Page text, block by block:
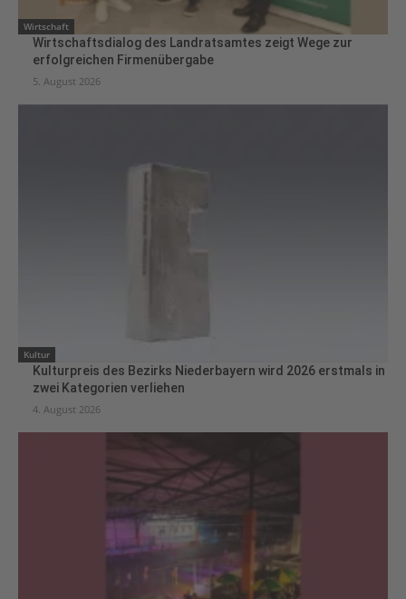
Wirtschaft
Wirtschaftsdialog des Landratsamtes zeigt Wege zur
erfolgreichen Firmenübergabe
5. August 2026
Kultur
Kulturpreis des Bezirks Niederbayern wird 2026 erstmals in
zwei Kategorien verliehen
4. August 2026